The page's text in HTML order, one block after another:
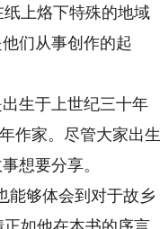
上烙下特殊的地域
们从事创作的起
生于上世纪三十年
作家。尽管大家出生
想要分享。
够体会到对于故乡